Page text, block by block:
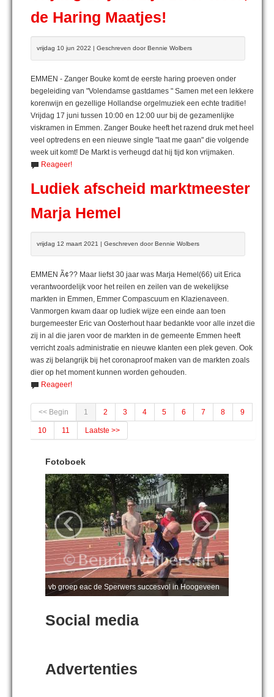
de Haring Maatjes!
vrijdag 10 jun 2022 | Geschreven door Bennie Wolbers
EMMEN - Zanger Bouke komt de eerste haring proeven onder
begeleiding van "Volendamse gastdames " Samen met een lekkere
korenwijn en gezellige Hollandse orgelmuziek een echte traditie!
Vrijdag 17 juni tussen 10:00 en 12:00 uur bij de gezamenlijke
viskramen in Emmen. Zanger Bouke heeft het razend druk met heel
veel optredens en een nieuwe single "laat me gaan" die volgende
week uit komt! De Markt is verheugd dat hij tijd kon vrijmaken.
Reageer!
Ludiek afscheid marktmeester
Marja Hemel
vrijdag 12 maart 2021 | Geschreven door Bennie Wolbers
EMMEN Ã¢?? Maar liefst 30 jaar was Marja Hemel(66) uit Erica
verantwoordelijk voor het reilen en zeilen van de wekelijkse
markten in Emmen, Emmer Compascuum en Klazienaveen.
Vanmorgen kwam daar op ludiek wijze een einde aan toen
burgemeester Eric van Oosterhout haar bedankte voor alle inzet die
zij in al die jaren voor de markten in de gemeente Emmen heeft
verricht zoals administratie en nieuwe klanten een plek geven. Ook
was zij belangrijk bij het coronaproof maken van de markten zoals
dier op het moment kunnen worden gehouden.
Reageer!
<< Begin 1 2 3 4 5 6 7 8 9
10 11 Laatste >>
Fotoboek
vb groep eac de Sperwers succesvol in Hoogeveen
‹ ›
Social media
Advertenties